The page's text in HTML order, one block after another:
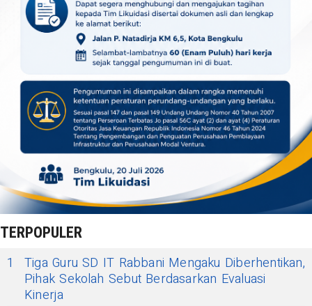
TERPOPULER
1
Tiga Guru SD IT Rabbani Mengaku Diberhentikan,
Pihak Sekolah Sebut Berdasarkan Evaluasi
Kinerja